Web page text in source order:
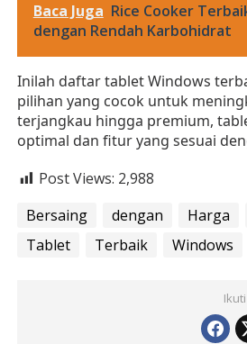
Baca Juga Rice Cooker
dengan Rendah Karbohidrat
Inilah daftar tablet Windows
pilihan yang cocok untuk
terjangkau hingga premium,
optimal dan fitur yang sesuai
Post Views: 2,988
Bersaing
dengan Harga
Tablet
Terbaik Windows